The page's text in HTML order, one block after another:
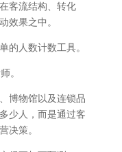
客流结构、转化
效果之中。
的人数计数工具。
。
博物馆以及连锁品
少人，而是通过客
决策。